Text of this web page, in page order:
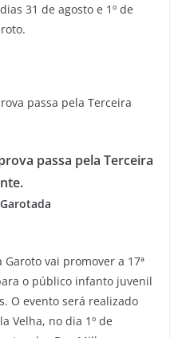
31 de agosto e 1º de
passa pela Terceira
vai promover a 17ª
o público infanto juvenil
O evento será realizado
Velha, no dia 1º de